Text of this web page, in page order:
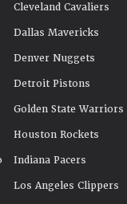
Cleveland Cavaliers
Dallas Mavericks
Denver Nuggets
Detroit Pistons
Golden State Warriors
Houston Rockets
Indiana Pacers
Los Angeles Clippers